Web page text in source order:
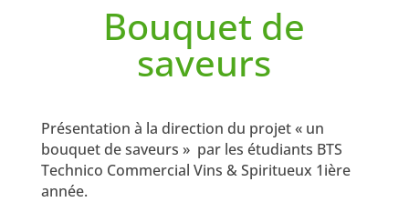
Bouquet de
saveurs
Spiritueux
Présentation à la direction du projet « un
bouquet de saveurs » par les étudiants BTS
Technico Commercial Vins & Spiritueux 1ière
année.